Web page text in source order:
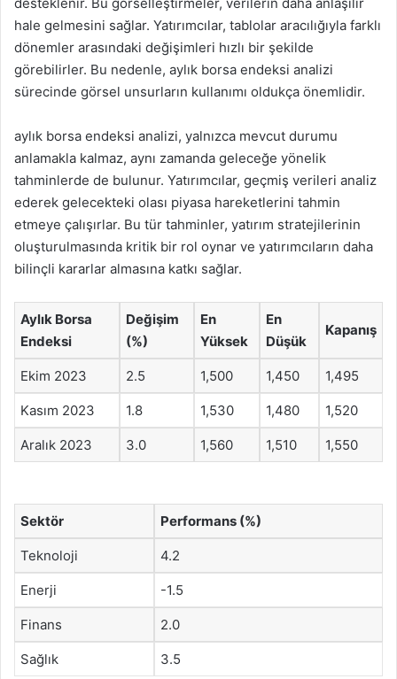
hale gelmesini sağlar. Yatırımcılar, tablolar aracılığıyla farklı
dönemler arasındaki değişimleri hızlı bir şekilde
görebilirler. Bu nedenle, aylık borsa endeksi analizi
sürecinde görsel unsurların kullanımı oldukça önemlidir.
aylık borsa endeksi analizi, yalnızca mevcut durumu
anlamakla kalmaz, aynı zamanda geleceğe yönelik
tahminlerde de bulunur. Yatırımcılar, geçmiş verileri analiz
ederek gelecekteki olası piyasa hareketlerini tahmin
etmeye çalışırlar. Bu tür tahminler, yatırım stratejilerinin
oluşturulmasında kritik bir rol oynar ve yatırımcıların daha
bilinçli kararlar almasına katkı sağlar.
Aylık Borsa
Endeksi
Değişim
(%)
En
Yüksek
En
Düşük
Kapanış
Ekim 2023 2.5 1,500 1,450 1,495
Kasım 2023 1.8 1,530 1,480 1,520
Aralık 2023 3.0 1,560 1,510 1,550
Sektör Performans (%)
Teknoloji 4.2
Enerji -1.5
Finans 2.0
Sağlık 3.5